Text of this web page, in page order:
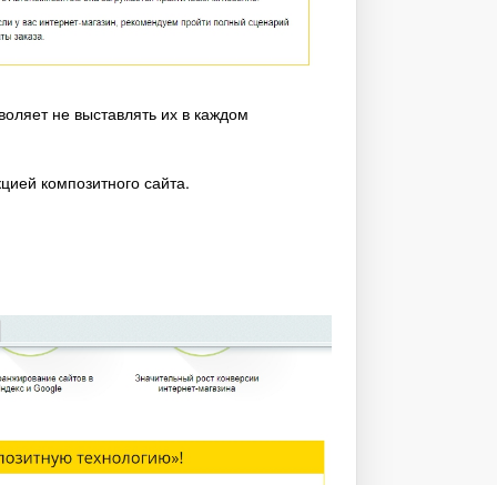
не выставлять их в каждом
композитного сайта.